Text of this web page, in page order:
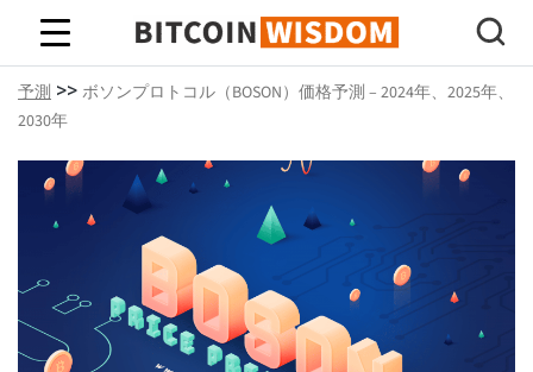
ビットコインの知恵
予測 >> ボソンプロトコル（BOSON）価格予測 – 2024年、2025年、
2030年